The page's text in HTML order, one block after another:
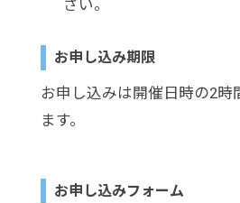
さい。
お申し込み期限
お申し込みは開催日時の2時
ます。
お申し込みフォーム